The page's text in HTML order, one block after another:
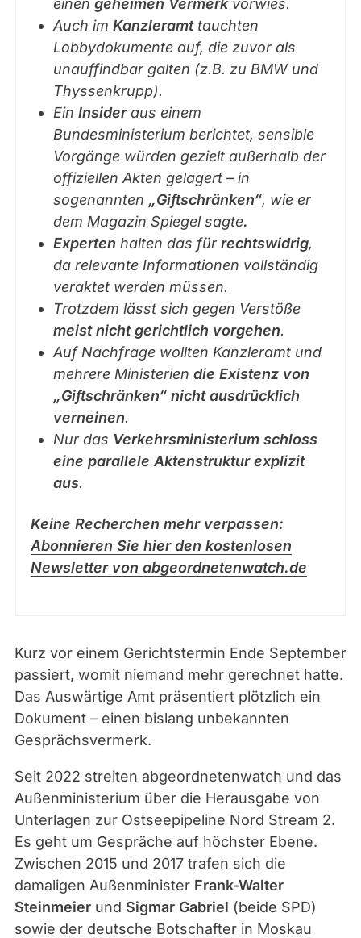
t
einen geheimen Vermerkvorwies.
Auch im Kanzleramttauchten
Lobbydokumente auf, die zuvor als
unauffindbar galten (z.B. zu BMW und
Thyssenkrupp).
Ein Insideraus einem
Bundesministerium berichtet, sensible
Vorgänge würden gezielt außerhalb der
offiziellen Akten gelagert – in
sogenannten „Giftschränken“, wie er
dem Magazin Spiegel sagte.
Experten halten das für rechtswidrig,
da relevante Informationen vollständig
veraktet werden müssen.
Trotzdem lässt sich gegen Verstöße
meist nicht gerichtlich vorgehen.
Auf Nachfrage wollten Kanzleramt und
mehrere Ministerien die Existenz von
„Giftschränken“ nicht ausdrücklich
verneinen.
Nur das Verkehrsministerium schloss
eine parallele Aktenstruktur explizit
aus.
Keine Recherchen mehr verpassen:
Abonnieren Sie hier den kostenlosen
Newsletter von abgeordnetenwatch.de
Kurz vor einem Gerichtstermin Ende September
passiert, womit niemand mehr gerechnet hatte.
Das Auswärtige Amt präsentiert plötzlich ein
Dokument – einen bislang unbekannten
Gesprächsvermerk.
Seit 2022 streiten abgeordnetenwatch und das
Außenministerium über die Herausgabe von
Unterlagen zur Ostseepipeline Nord Stream 2.
Es geht um Gespräche auf höchster Ebene.
Zwischen 2015 und 2017 trafen sich die
damaligen Außenminister Frank-Walter
Steinmeier und Sigmar Gabriel (beide SPD)
sowie der deutsche Botschafter in Moskau